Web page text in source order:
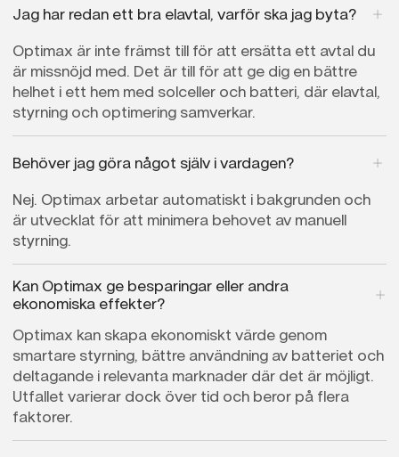
Jag har redan ett bra elavtal, varför ska jag byta?
Optimax är inte främst till för att ersätta ett avtal du
är missnöjd med. Det är till för att ge dig en bättre
helhet i ett hem med solceller och batteri, där elavtal,
styrning och optimering samverkar.
Behöver jag göra något själv i vardagen?
Nej. Optimax arbetar automatiskt i bakgrunden och
är utvecklat för att minimera behovet av manuell
styrning.
Kan Optimax ge besparingar eller andra
ekonomiska effekter?
Optimax kan skapa ekonomiskt värde genom
smartare styrning, bättre användning av batteriet och
deltagande i relevanta marknader där det är möjligt.
Utfallet varierar dock över tid och beror på flera
faktorer.